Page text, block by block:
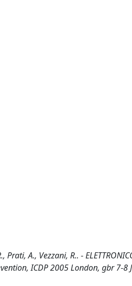
A., Vezzani, R.. -
ICDP 2005 London, gbr 7-8